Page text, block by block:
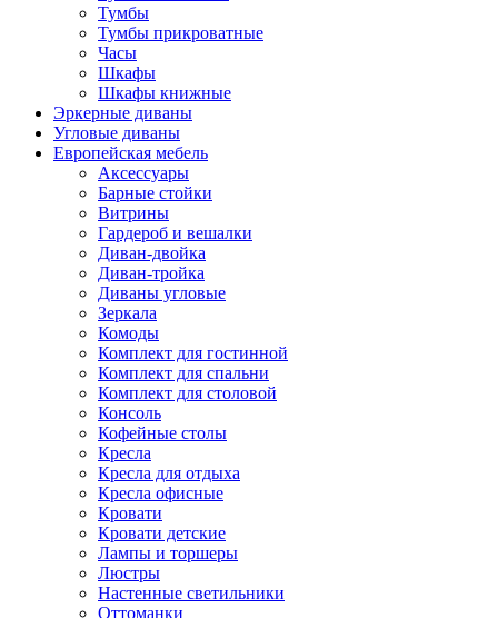
Тумбы
Тумбы прикроватные
Часы
Шкафы
Шкафы книжные
Эркерные диваны
Угловые диваны
Европейская мебель
Аксессуары
Барные стойки
Витрины
Гардероб и вешалки
Диван-двойка
Диван-тройка
Диваны угловые
Зеркала
Комоды
Комплект для гостинной
Комплект для спальни
Комплект для столовой
Консоль
Кофейные столы
Кресла
Кресла для отдыха
Кресла офисные
Кровати
Кровати детские
Лампы и торшеры
Люстры
Настенные светильники
Оттоманки